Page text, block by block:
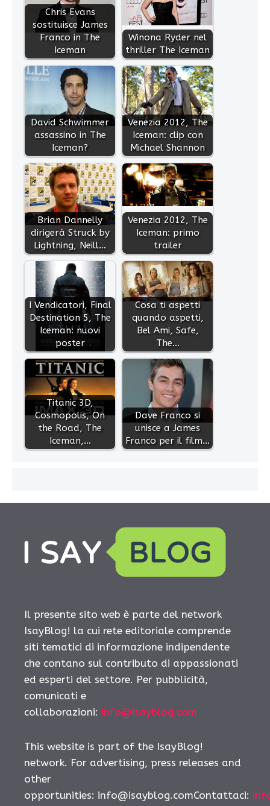
Chris Evans
sostituisce James
Franco in The
Iceman
Winona Ryder nel
thriller The Iceman
David Schwimmer
assassino in The
Iceman?
Venezia 2012, The
Iceman: clip con
Michael Shannon
Brian Dannelly
dirigerà Struck by
Lightning, Neill…
Venezia 2012, The
Iceman: primo
trailer
I Vendicatori, Final
Destination 5, The
Iceman: nuovi
poster
Cosa ti aspetti
quando aspetti,
Bel Ami, Safe,
The…
Titanic 3D,
Cosmopolis, On
the Road, The
Iceman,…
Dave Franco si
unisce a James
Franco per il film…
Il presente sito web è parte del network
IsayBlog! la cui rete editoriale comprende
siti tematici di informazione indipendente
che contano sul contributo di appassionati
ed esperti del settore. Per pubblicità,
comunicati e
collaborazioni: info@isayblog.com
This website is part of the IsayBlog!
network. For advertising, press releases and
other
opportunities: info@isayblog.comContattaci: